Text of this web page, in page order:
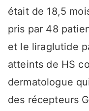
était de 18,5
pris par 48
et le liraglutide
atteints de HS
dermatologue
des récepteurs